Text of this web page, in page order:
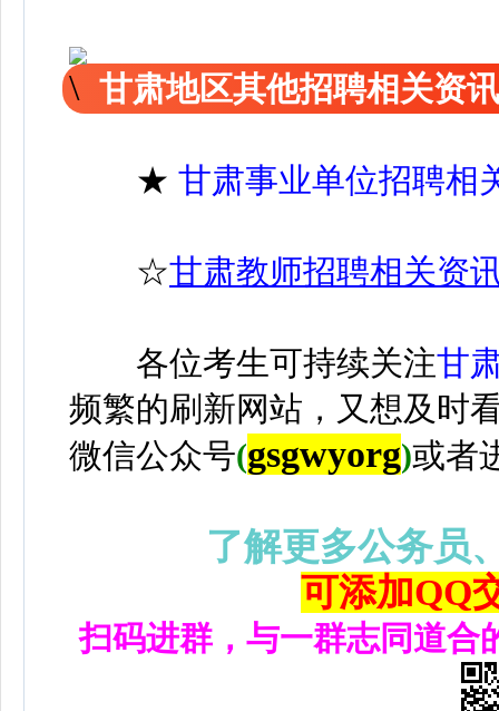
甘肃地区其他招聘相关资
★ 甘肃事业单位招聘相
☆甘肃教师招聘相关资
各位考生可持续关注甘
频繁的刷新网站，又想及时
微信公众号(gsgwyorg)或者
了解更多公务员
可添加QQ
扫码进群，与一群志同道合